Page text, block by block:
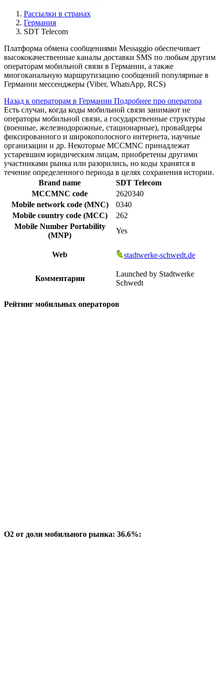
Рассылки в странах
Германия
SDT Telecom
Платформа обмена сообщениями Messaggio обеспечивает
высококачественные каналы доставки SMS по любым другим
операторам мобильной связи в Германии, а также
многоканальную маршрутизацию сообщений популярные в
Германии мессенджеры (Viber, WhatsApp, RCS)
Назад к операторам в Германии Подробнее про оператора
Есть случаи, когда коды мобильной связи занимают не
операторы мобильной связи, а государственные структуры
(военные, железнодорожные, стационарные), провайдеры
фиксированного и широкополосного интернета, научные
организации и др. Некоторые MCCMNC принадлежат
устаревшим юридическим лицам, приобретены другими
участниками рынка или разорились, но коды хранятся в
течение определенного периода в целях сохранения истории.
Brand name
SDT Telecom
MCCMNC code
2620340
Mobile network code (MNC)
0340
Mobile country code (MCC)
262
Mobile Number Portability
(MNP)
Yes
Web stadtwerke-schwedt.de
Комментарии
Launched by Stadtwerke
Schwedt
Рейтинг мобильных операторов
O2 от доли мобильного рынка: 36.6%: